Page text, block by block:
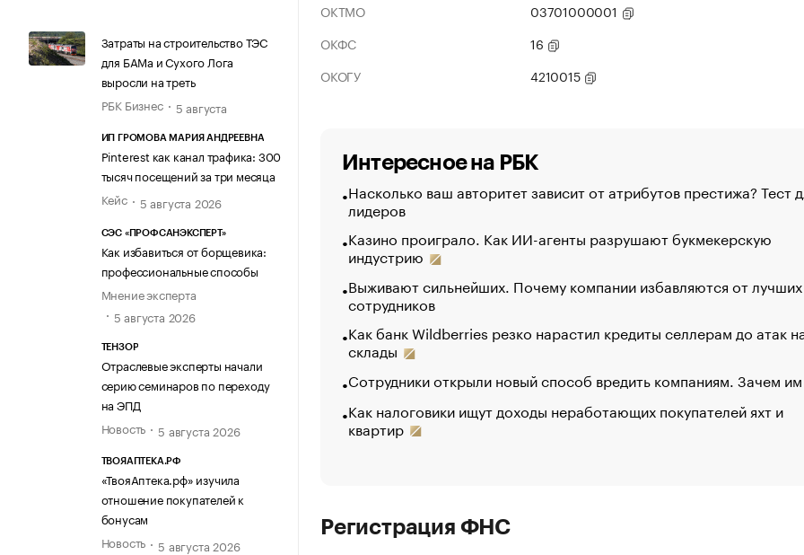
Затраты на строительство ТЭС
для БАМа и Сухого Лога
выросли на треть
РБК Бизнес
5 августа
ИП ГРОМОВА МАРИЯ АНДРЕЕВНА
Pinterest как канал трафика: 300
тысяч посещений за три месяца
Кейс
5 августа 2026
СЭС «ПРОФСАНЭКСПЕРТ»
Как избавиться от борщевика:
профессиональные способы
Мнение эксперта
5 августа 2026
ТЕНЗОР
Отраслевые эксперты начали
серию семинаров по переходу
на ЭПД
Новость
5 августа 2026
ТВОЯАПТЕКА.РФ
«ТвояАптека.рф» изучила
отношение покупателей к
бонусам
Новость
5 августа 2026
ОКТМО
03701000001
ОКФС
16
ОКОГУ
4210015
Интересное на РБК
Насколько ваш авторитет зависит от атрибутов престижа? Тест
лидеров
Казино проиграло. Как ИИ-агенты разрушают букмекерскую
индустрию
Выживают сильнейших. Почему компании избавляются от лучших
сотрудников
Как банк Wildberries резко нарастил кредиты селлерам до атак
склады
Сотрудники открыли новый способ вредить компаниям. Зачем
Как налоговики ищут доходы неработающих покупателей яхт и
квартир
Регистрация ФНС